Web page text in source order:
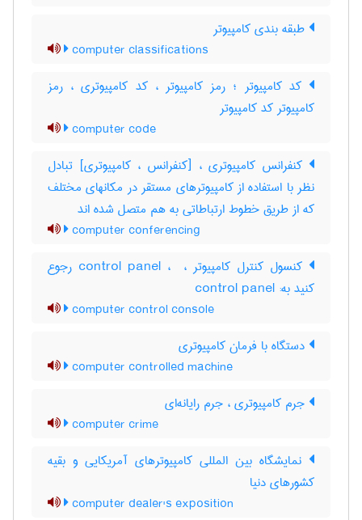
طبقه بندی کامپیوتر
computer classifications
کد کامپیوتر ؛ رمز کامپیوتر ، کد کامپیوتری ، رمز
کامپیوتر کد کامپیوتر
computer code
کنفرانس کامپیوتری ، [کنفرانس ، کامپیوتری] تبادل
نظر با استفاده از کامپیوترهای مستقر در مکانهای مختلف
که از طریق خطوط ارتباطاتی به هم متصل شده اند
computer conferencing
کنسول کنترل کامپیوتر ، control panel ، ‎ رجوع
کنید به: control panel
computer control console
دستگاه با فرمان کامپیوتری
computer controlled machine
جرم کامپیوتری ، جرم رایانه‌ای
computer crime
نمایشگاه بین المللی کامپیوترهای آمریکایی و بقیه
کشورهای دنیا
computer dealer's exposition